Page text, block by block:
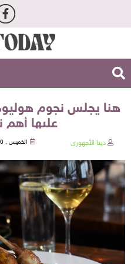
عليها أهم
دينا الأجهورى الخميس , 30-12-2021